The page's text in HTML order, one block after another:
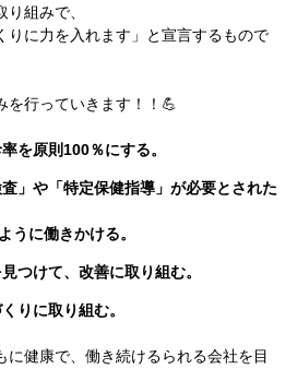
組みで、
りに力を入れます」と宣言するもので
を行っていきます！！💪
を原則100％にする。
」や「特定保健指導」が必要とされた
うに働きかける。
つけて、改善に取り組む。
りに取り組む。
に健康で、働き続けるられる会社を目